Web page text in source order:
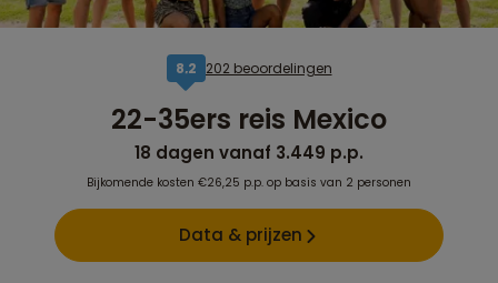
8,2 202 beoordelingen
22-35ers reis Mexico
18 dagen vanaf 3.449 p.p.
Bijkomende kosten €26,25 p.p. op basis van 2 personen
Data & prijzen